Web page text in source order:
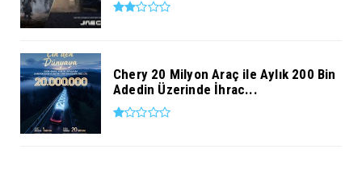
Chery 20 Milyon Araç ile Aylık 200 Bin
Adedin Üzerinde İhrac...